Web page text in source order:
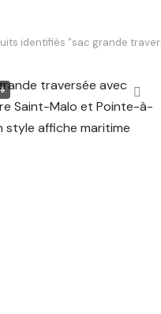
identifiés “sac grande
Pointe-à-Pitre
panier